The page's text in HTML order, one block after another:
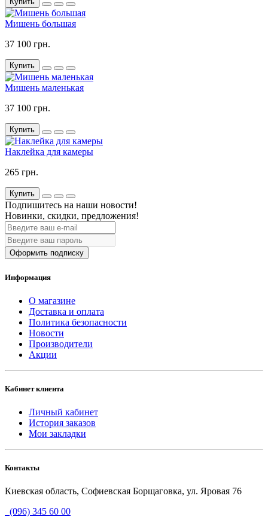
Мишень большая
37 100 грн.
Купить
Мишень маленькая
37 100 грн.
Купить
Наклейка для камеры
265 грн.
Купить
Подпишитесь на наши новости!
Новинки, скидки, предложения!
Оформить подписку
Информация
О магазине
Доставка и оплата
Политика безопасности
Новости
Производители
Акции
Кабинет клиента
Личный кабинет
История заказов
Мои закладки
Контакты
Киевская область, Софиевская Борщаговка, ул. Яровая 76
(096) 345 60 00